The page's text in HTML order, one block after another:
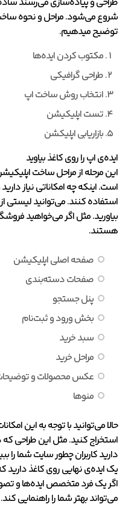
شروع می‌شود. مراحل و نحوه ساخت
توضیح میدهیم.
مکتوب کردن ایده‌ها
طراحی گرافیکی
انتخاب روش ساخت اپ
تست اپلیکیشن
بازاریابی اپلیکشن
ایده‌ی اپ‌ را روی کاغذ بیاوید
این مرحله از مراحل ساخت
است. اینکه چه امکاناتی نیاز
استفاده کنند. می‌توانید لیستی از
بیاورید. مثل اگر می‌خواهید
هستند.
صفحه اصلی اپلیکیشن
صفحات دسته‌بندی
پنل جستجو
بخش ورود و ثبت‌نام
سبد خرید
مراحل خرید
عکس محصولات و
منوها
حالا می‌توانید با توجه به این
استخراج کنید. مثل این طراحی
دارید کاربران چطور سایت شما را
یک ایده‌ی نهایی روی کاغذ دارید
اگر یک فرد متخصص ایده‌ها و
می‌تواند بهتر شما را راهنمایی کند.